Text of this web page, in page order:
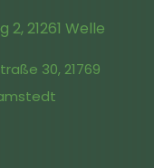
2, 21261 Welle
30, 21769